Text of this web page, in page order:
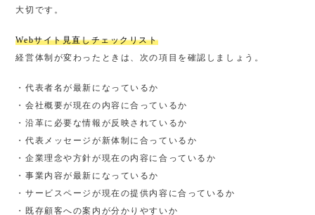
大切です。
Webサイト見直しチェックリスト
経営体制が変わったときは、次の項目を確認しましょう。
・代表者名が最新になっているか
・会社概要が現在の内容に合っているか
・沿革に必要な情報が反映されているか
・代表メッセージが新体制に合っているか
・企業理念や方針が現在の内容に合っているか
・事業内容が最新になっているか
・サービスページが現在の提供内容に合っているか
・既存顧客への案内が分かりやすいか